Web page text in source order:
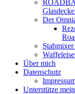
Der
Über mich
Datenschutz
Unterstütze